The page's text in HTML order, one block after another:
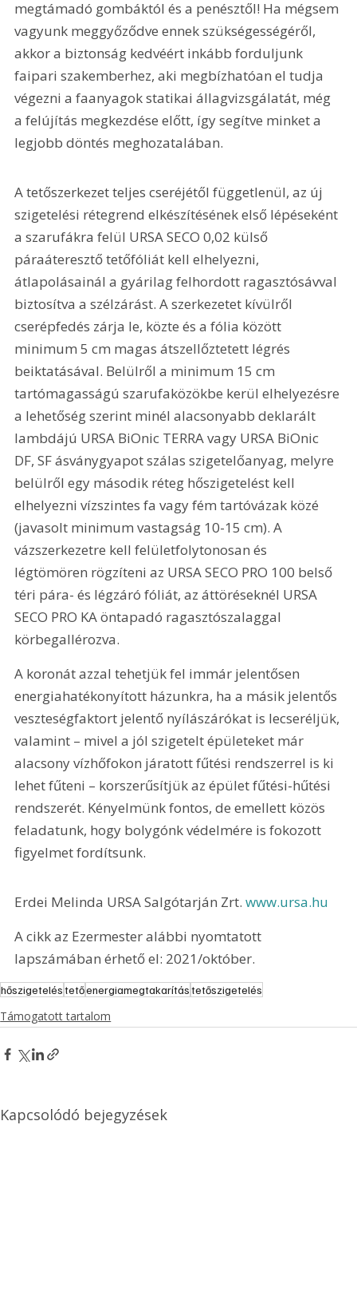
megtámadó gombáktól és a penésztől! Ha mégsem
vagyunk meggyőződve ennek szükségességéről,
akkor a biztonság kedvéért inkább forduljunk
faipari szakemberhez, aki megbízhatóan el tudja
végezni a faanyagok statikai állagvizsgálatát, még
a felújítás megkezdése előtt, így segítve minket a
legjobb döntés meghozatalában.
A tetőszerkezet teljes cseréjétől függetlenül, az új
szigetelési rétegrend elkészítésének első lépéseként
a szarufákra felül URSA SECO 0,02 külső
páraáteresztő tetőfóliát kell elhelyezni,
átlapolásainál a gyárilag felhordott ragasztósávval
biztosítva a szélzárást. A szerkezetet kívülről
cserépfedés zárja le, közte és a fólia között
minimum 5 cm magas átszellőztetett légrés
beiktatásával. Belülről a minimum 15 cm
tartómagasságú szarufaközökbe kerül elhelyezésre
a lehetőség szerint minél alacsonyabb deklarált
lambdájú URSA BiOnic TERRA vagy URSA BiOnic
DF, SF ásványgyapot szálas szigetelőanyag, melyre
belülről egy második réteg hőszigetelést kell
elhelyezni vízszintes fa vagy fém tartóvázak közé
(javasolt minimum vastagság 10-15 cm). A
vázszerkezetre kell felületfolytonosan és
légtömören rögzíteni az URSA SECO PRO 100 belső
téri pára- és légzáró fóliát, az áttöréseknél URSA
SECO PRO KA öntapadó ragasztószalaggal
körbegallérozva.
A koronát azzal tehetjük fel immár jelentősen
energiahatékonyított házunkra, ha a másik jelentős
veszteségfaktort jelentő nyílászárókat is lecseréljük,
valamint – mivel a jól szigetelt épületeket már
alacsony vízhőfokon járatott fűtési rendszerrel is ki
lehet fűteni – korszerűsítjük az épület fűtési-hűtési
rendszerét. Kényelmünk fontos, de emellett közös
feladatunk, hogy bolygónk védelmére is fokozott
figyelmet fordítsunk.
Erdei Melinda URSA Salgótarján Zrt. www.ursa.hu
A cikk az Ezermester alábbi nyomtatott
lapszámában érhető el: 2021/október.
hőszigeteléstetőenergiamegtakarítástetőszigetelés
Támogatott tartalom
Kapcsolódó bejegyzések